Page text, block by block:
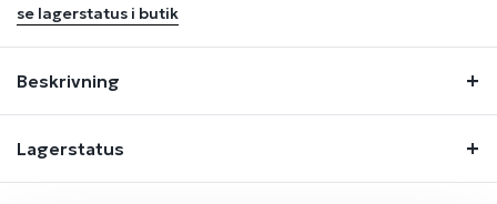
se lagerstatus i butik
Beskrivning
Lagerstatus